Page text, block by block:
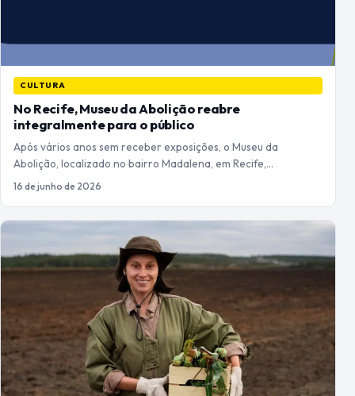
CULTURA
No Recife, Museu da Abolição reabre
integralmente para o público
Após vários anos sem receber exposições, o Museu da
Abolição, localizado no bairro Madalena, em Recife,…
16 de junho de 2026